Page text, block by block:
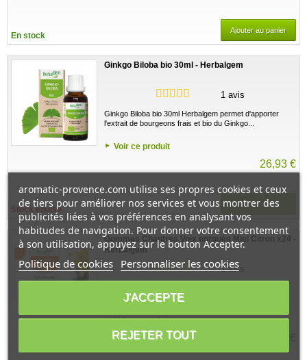
En stock
Ajouter au panier
Ginkgo Biloba bio 30ml - Herbalgem
1 avis
Ginkgo Biloba bio 30ml Herbalgem permet d'apporter
l'extrait de bourgeons frais et bio du Ginkgo...
Voir ce produit
26,93 €
Stock épuisé
Stock épuisé
Gommes Chantres Voix enrouée Miel Citron x24 -
Herbalgem
1 avis
Herbalgem apportent du sureau et de...
Voir ce produit
10,72 €
aromatic-provence.com utilise ses propres cookies et ceux
de tiers pour améliorer nos services et vous montrer des
publicités liées à vos préférences en analysant vos
habitudes de navigation. Pour donner votre consentement
à son utilisation, appuyez sur le bouton Accepter.
Politique de cookies Personnaliser les cookies
REJETER TOUT
J'ACCEPTE